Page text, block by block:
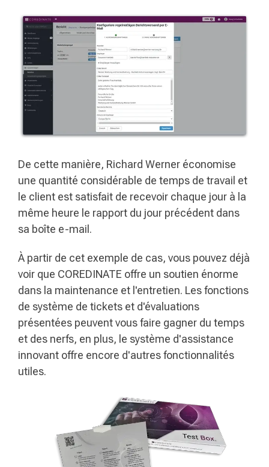
De cette manière, Richard Werner économise
une quantité considérable de temps de travail et
le client est satisfait de recevoir chaque jour à la
même heure le rapport du jour précédent dans
sa boîte e-mail.
À partir de cet exemple de cas, vous pouvez déjà
voir que COREDINATE offre un soutien énorme
dans la maintenance et l'entretien. Les fonctions
de système de tickets et d'évaluations
présentées peuvent vous faire gagner du temps
et des nerfs, en plus, le système d'assistance
innovant offre encore d'autres fonctionnalités
utiles.